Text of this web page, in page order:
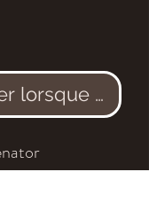
lorsque cet